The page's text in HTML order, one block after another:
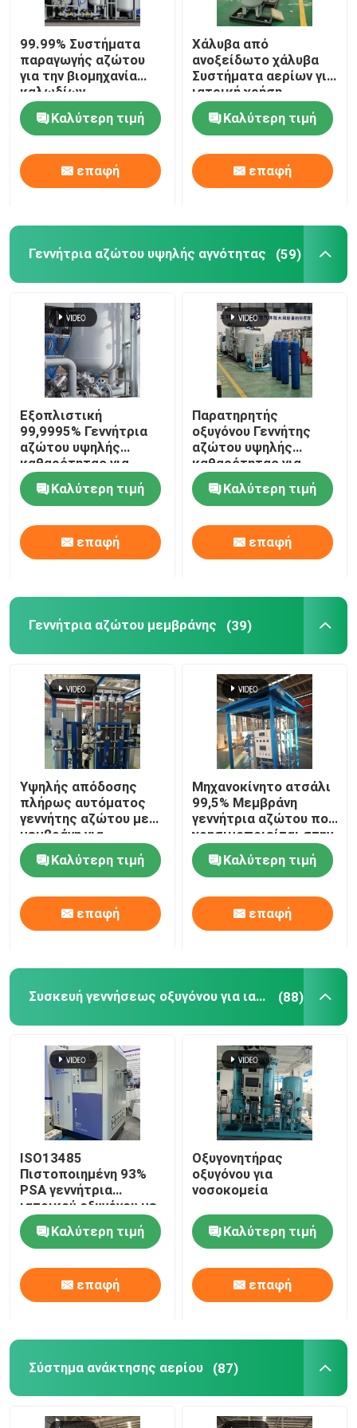
Καθαριστικό αερίων αζώτου
Κρεκάρισμα μεθανόλης
Γεννήτρια υδρογόνου PSA
Συσκευή ανάμιξης βιομηχανικών αερίων
Μορφωματική γεννήτρια οξυγόνου
99.99% Συστήματα
παραγωγής αζώτου
για την βιομηχανία
καλωδίων
Καλύτερη τιμή
επαφή
Χάλυβα από
ανοξείδωτο χάλυβα
Συστήματα αερίων για
ιατρική χρήση
Καλύτερη τιμή
επαφή
Γεννήτρια αζώτου υψηλής αγνότητας (59)
Εξοπλιστική
99,9995% Γεννήτρια
αζώτου υψηλής
καθαρότητας για
σκόνη μολυβδανίου
Καλύτερη τιμή
επαφή
Παρατηρητής
οξυγόνου Γεννήτης
αζώτου υψηλής
καθαρότητας για
μεταλλουργία σκόνης
Καλύτερη τιμή
επαφή
Γεννήτρια αζώτου μεμβράνης (39)
Υψηλής απόδοσης
πλήρως αυτόματος
γεννήτης αζώτου με
μεμβράνη για
πετροχημικές
Καλύτερη τιμή
επαφή
Μηχανοκίνητο ατσάλι
99,5% Μεμβράνη
γεννήτρια αζώτου που
χρησιμοποιείται στην
πετροχημική
βιομηχανία
Καλύτερη τιμή
επαφή
Συσκευή γεννήσεως οξυγόνου για ιατρική χρήση (88)
ISO13485
Πιστοποιημένη 93%
PSA γεννήτρια
ιατρικού οξυγόνου με
σταθμό πλήρωσης
Καλύτερη τιμή
επαφή
Οξυγονητήρας
οξυγόνου για
νοσοκομεία
Καλύτερη τιμή
επαφή
Σύστημα ανάκτησης αερίου (87)